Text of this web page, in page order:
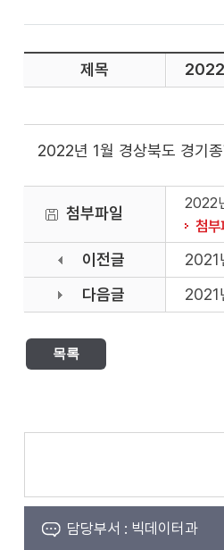
제목
2022
2022년 1월 경상북도 경기
첨부파일
2022
첨부
이전글
2021
다음글
2021
목록
담당부서 : 빅데이터과